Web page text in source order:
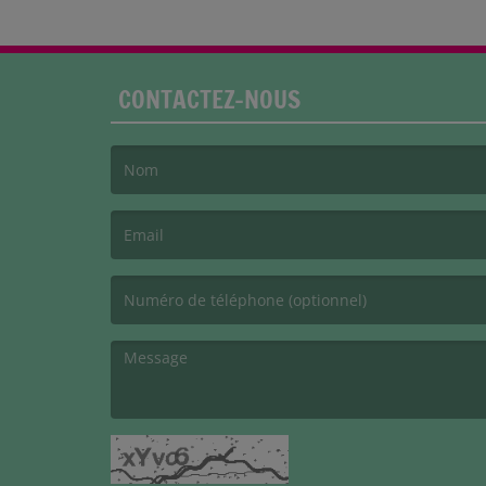
CONTACTEZ-NOUS